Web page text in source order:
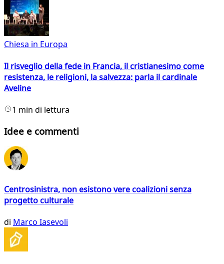
Chiesa in Europa
Il risveglio della fede in Francia, il cristianesimo come
resistenza, le religioni, la salvezza: parla il cardinale
Aveline
1 min di lettura
Idee e commenti
Centrosinistra, non esistono vere coalizioni senza
progetto culturale
di Marco Iasevoli